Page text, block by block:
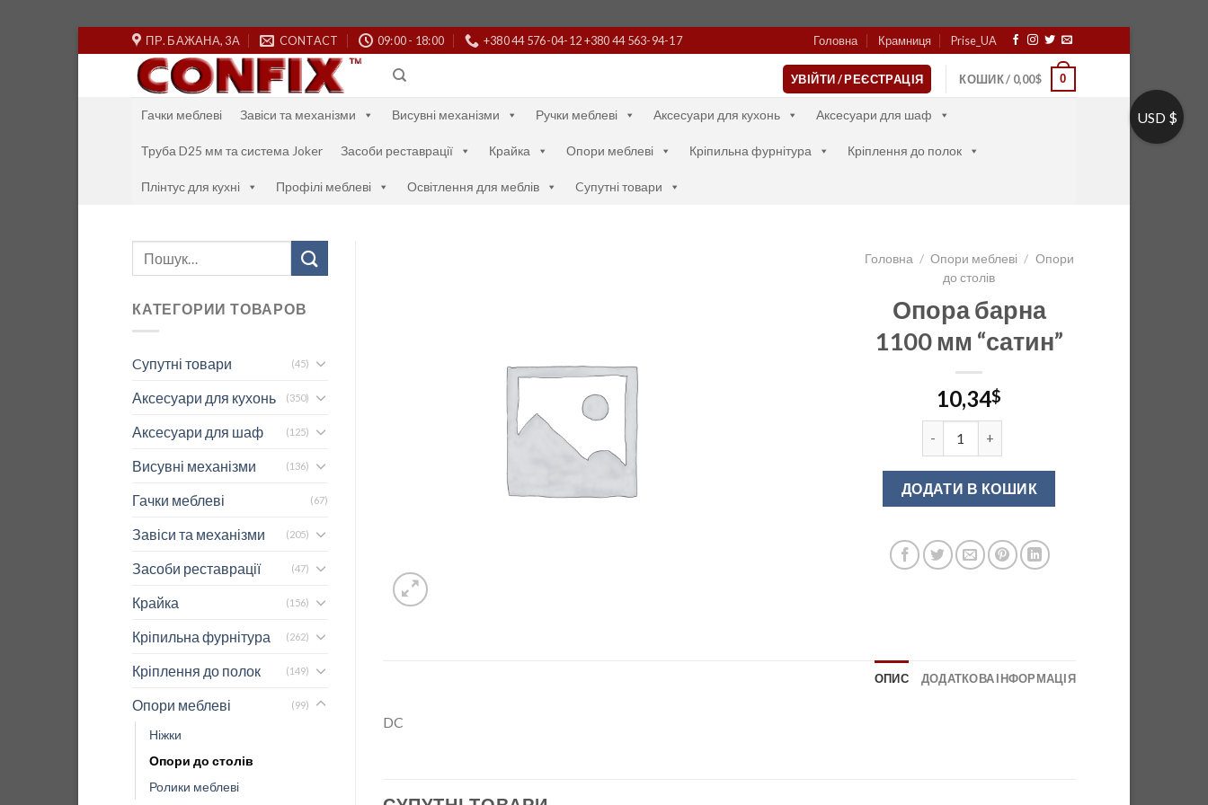
to
ПР. БАЖАНА, 3А CONTACT 09:00 - 18:00 +380 44 576-04-12 +380 44 563-94-17 Головна Крамниця Prise_UA
УВІЙТИ / РЕЄСТРАЦІЯ КОШИК / 0,00$ 0
Гачки меблеві Завіси та механізми Висувні механізми Ручки меблеві Аксесуари для кухонь Аксесуари для шаф
Труба D25 мм та система Joker Засоби реставрації Крайка Опори меблеві Кріпильна фурнітура Кріплення до полок
Плінтус для кухні Профілі меблеві Освітлення для меблів Cупутні товари
Шукати:
КАТЕГОРИИ ТОВАРОВ
Cупутні товари (45)
Аксесуари для кухонь (350)
Аксесуари для шаф (125)
Висувні механізми (136)
Гачки меблеві (67)
Завіси та механізми (205)
Засоби реставрації (47)
Крайка (156)
Кріпильна фурнітура (262)
Кріплення до полок (149)
Опори меблеві (99)
Ніжки
Опори до столів
Ролики меблеві
Головна / Опори меблеві / Опори
до столів
Опора барна
1100 мм “сатин”
10,34$
ДОДАТИ В КОШИК
ОПИС ДОДАТКОВА ІНФОРМАЦІЯ
DC
USD $